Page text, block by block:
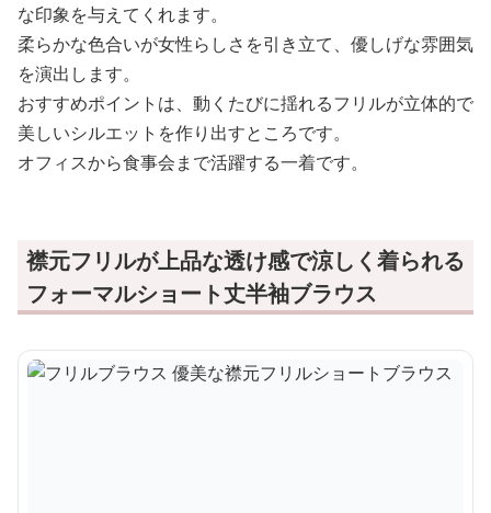
な印象を与えてくれます。
柔らかな色合いが女性らしさを引き立て、優しげな雰囲気
を演出します。
おすすめポイントは、動くたびに揺れるフリルが立体的で
美しいシルエットを作り出すところです。
オフィスから食事会まで活躍する一着です。
襟元フリルが上品な透け感で涼しく着られる
フォーマルショート丈半袖ブラウス